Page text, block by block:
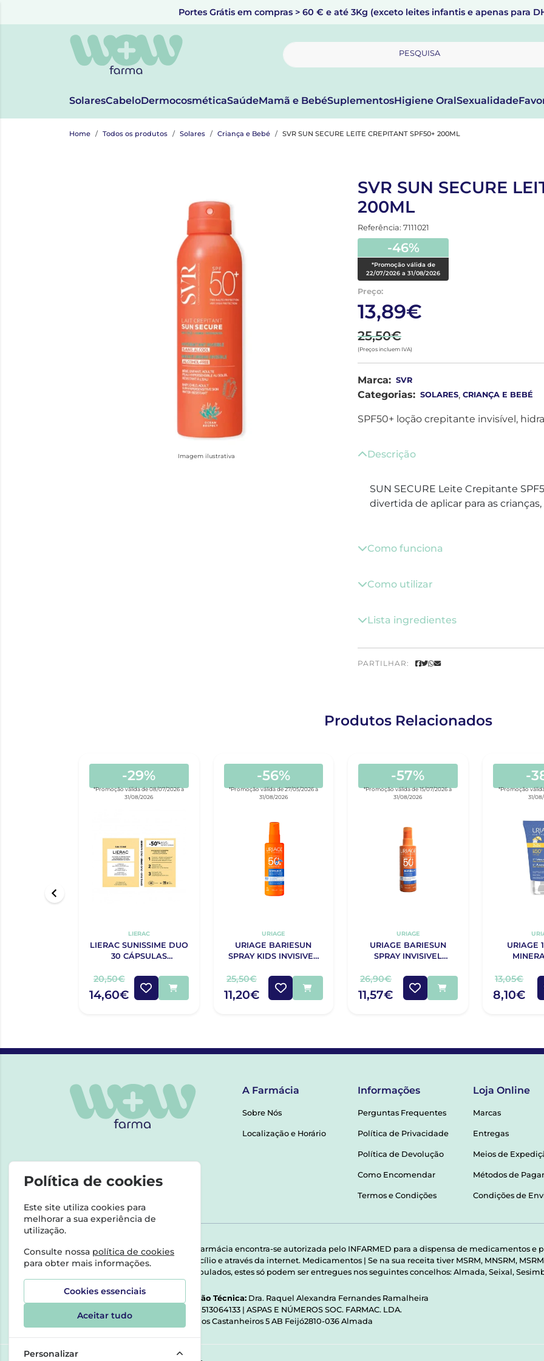
Portes Grátis em compras > 60 € e até 3Kg (exceto leites infantis e apenas para
PESQUISA
SolaresCabeloDermocosméticaSaúdeMamã e BebéSuplementosHigiene OralSexualidade
Home Todos os produtos Solares Criança e Bebé SVR SUN SECURE LEITE CREPITANT SPF50+ 200ML
Imagem ilustrativa
SVR SUN SECURE
200ML
Referência: 7111021
-46%
*Promoção válida de
22/07/2026 a 31/08/2026
Preço:
13,89€
25,50€
(Preços incluem IVA)
Marca: SVR
Categorias: SOLARES, CRIANÇA E BEBÉ
SPF50+ loção crepitante invisível,
Descrição
SUN SECURE Leite Crepitante
divertida de aplicar para as
Como funciona
Como utilizar
Lista ingredientes
PARTILHAR:
Produtos Relacionados
-29%
*Promoção válida de 08/07/2026 a
31/08/2026
LIERAC
LIERAC SUNISSIME DUO
30 CÁPSULAS
DESCONTO DE 50% NA
2ª EMBALAGEM
20,50€
14,60€
-56%
*Promoção válida de 27/05/2026 a
31/08/2026
URIAGE
URIAGE BARIESUN
SPRAY KIDS INVISIVEL
25,50€
11,20€
-57%
*Promoção válida de 15/07/2026 a
31/08/2026
URIAGE
URIAGE BARIESUN
SPRAY INVISIVEL
26,90€
11,57€
-
*Promoção
31/
URIAGE
13,05€
8,10€
A Farmácia
Sobre Nós
Localização e Horário
Informações
Perguntas Frequentes
Política de Privacidade
Política de Devolução
Como Encomendar
Termos e Condições
Loja Online
Marcas
Entregas
Meios de
Métodos de
Condições de
Esta farmácia encontra-se autorizada pelo INFARMED para a dispensa de medicamentos e
domicílio e através da internet. Medicamentos | Se na sua receita tiver MSRM, MNSRM,
Manipulados, estes só podem ser entregues nos seguintes concelhos: Almada, Seixal,
Direção Técnica: Dra. Raquel Alexandra Fernandes Ramalheira
513064133 | ASPAS E NÚMEROS SOC. FARMAC. LDA.
Rua dos Castanheiros 5 AB Feijó2810-036 Almada
Política de cookies
Este site utiliza cookies para
melhorar a sua experiência de
utilização.
Consulte nossa política de cookies
para obter mais informações.
Cookies essenciais
Aceitar tudo
Personalizar